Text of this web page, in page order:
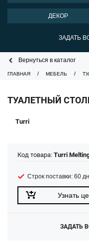
ДЕКОР
ЗАДАТЬ
ГЛАВНАЯ МЕБЕЛЬ
Вернуться в каталог
ТУАЛЕТНЫЙ
Turri
Код товара: Turri
Строк поставки: 60
Узнать
ЗАДАТЬ